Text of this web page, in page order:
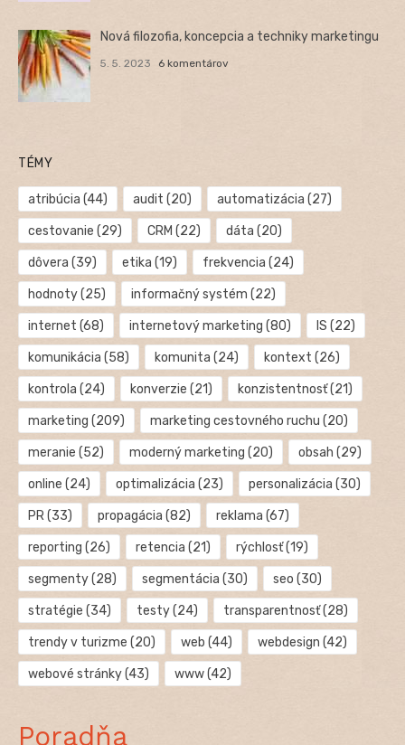
Nová filozofia, koncepcia a techniky marketingu
5. 5. 2023 6 komentárov
TÉMY
atribúcia (44) audit (20) automatizácia (27)
cestovanie (29) CRM (22) dáta (20)
dôvera (39) etika (19) frekvencia (24)
hodnoty(25) informačný systém (22)
internet (68) internetový marketing (80) IS (22)
komunikácia (58) komunita (24) kontext (26)
kontrola (24) konverzie (21) konzistentnosť(21)
marketing (209) marketing cestovného ruchu (20)
meranie (52) moderný marketing (20) obsah (29)
online (24) optimalizácia (23) personalizácia (30)
PR(33) propagácia (82) reklama (67)
reporting (26) retencia (21) rýchlosť(19)
segmenty(28) segmentácia (30) seo (30)
stratégie (34) testy(24) transparentnosť(28)
trendy v turizme (20) web (44) webdesign (42)
webové stránky(43) www(42)
Poradňa